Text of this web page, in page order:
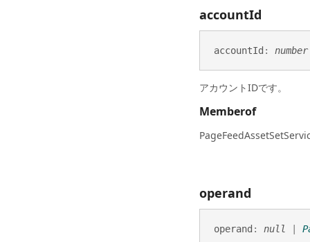
accountId
accountId : number
アカウントIDです。
Memberof
operand
operand : null